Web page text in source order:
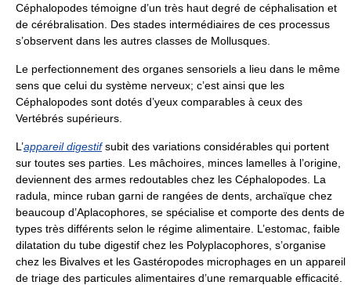
Céphalopodes témoigne d’un très haut degré de céphalisation et
de cérébralisation. Des stades intermédiaires de ces processus
s’observent dans les autres classes de Mollusques.
Le perfectionnement des organes sensoriels a lieu dans le même
sens que celui du système nerveux; c’est ainsi que les
Céphalopodes sont dotés d’yeux comparables à ceux des
Vertébrés supérieurs.
L’appareil digestifsubit des variations considérables qui portent
sur toutes ses parties. Les mâchoires, minces lamelles à l’origine,
deviennent des armes redoutables chez les Céphalopodes. La
radula, mince ruban garni de rangées de dents, archaïque chez
beaucoup d’Aplacophores, se spécialise et comporte des dents de
types très différents selon le régime alimentaire. L’estomac, faible
dilatation du tube digestif chez les Polyplacophores, s’organise
chez les Bivalves et les Gastéropodes microphages en un appareil
de triage des particules alimentaires d’une remarquable efficacité.